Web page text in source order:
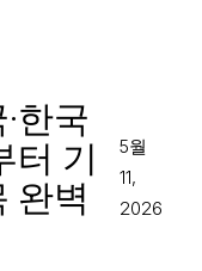
한국
터 기
완벽
5월
11,
2026